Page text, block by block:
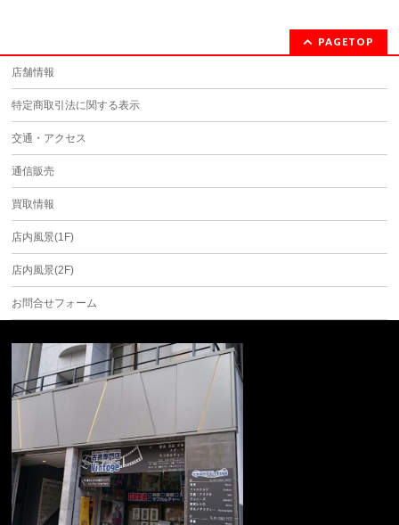
PAGETOP
店舗情報
特定商取引法に関する表示
交通・アクセス
通信販売
買取情報
店内風景(1F)
店内風景(2F)
お問合せフォーム